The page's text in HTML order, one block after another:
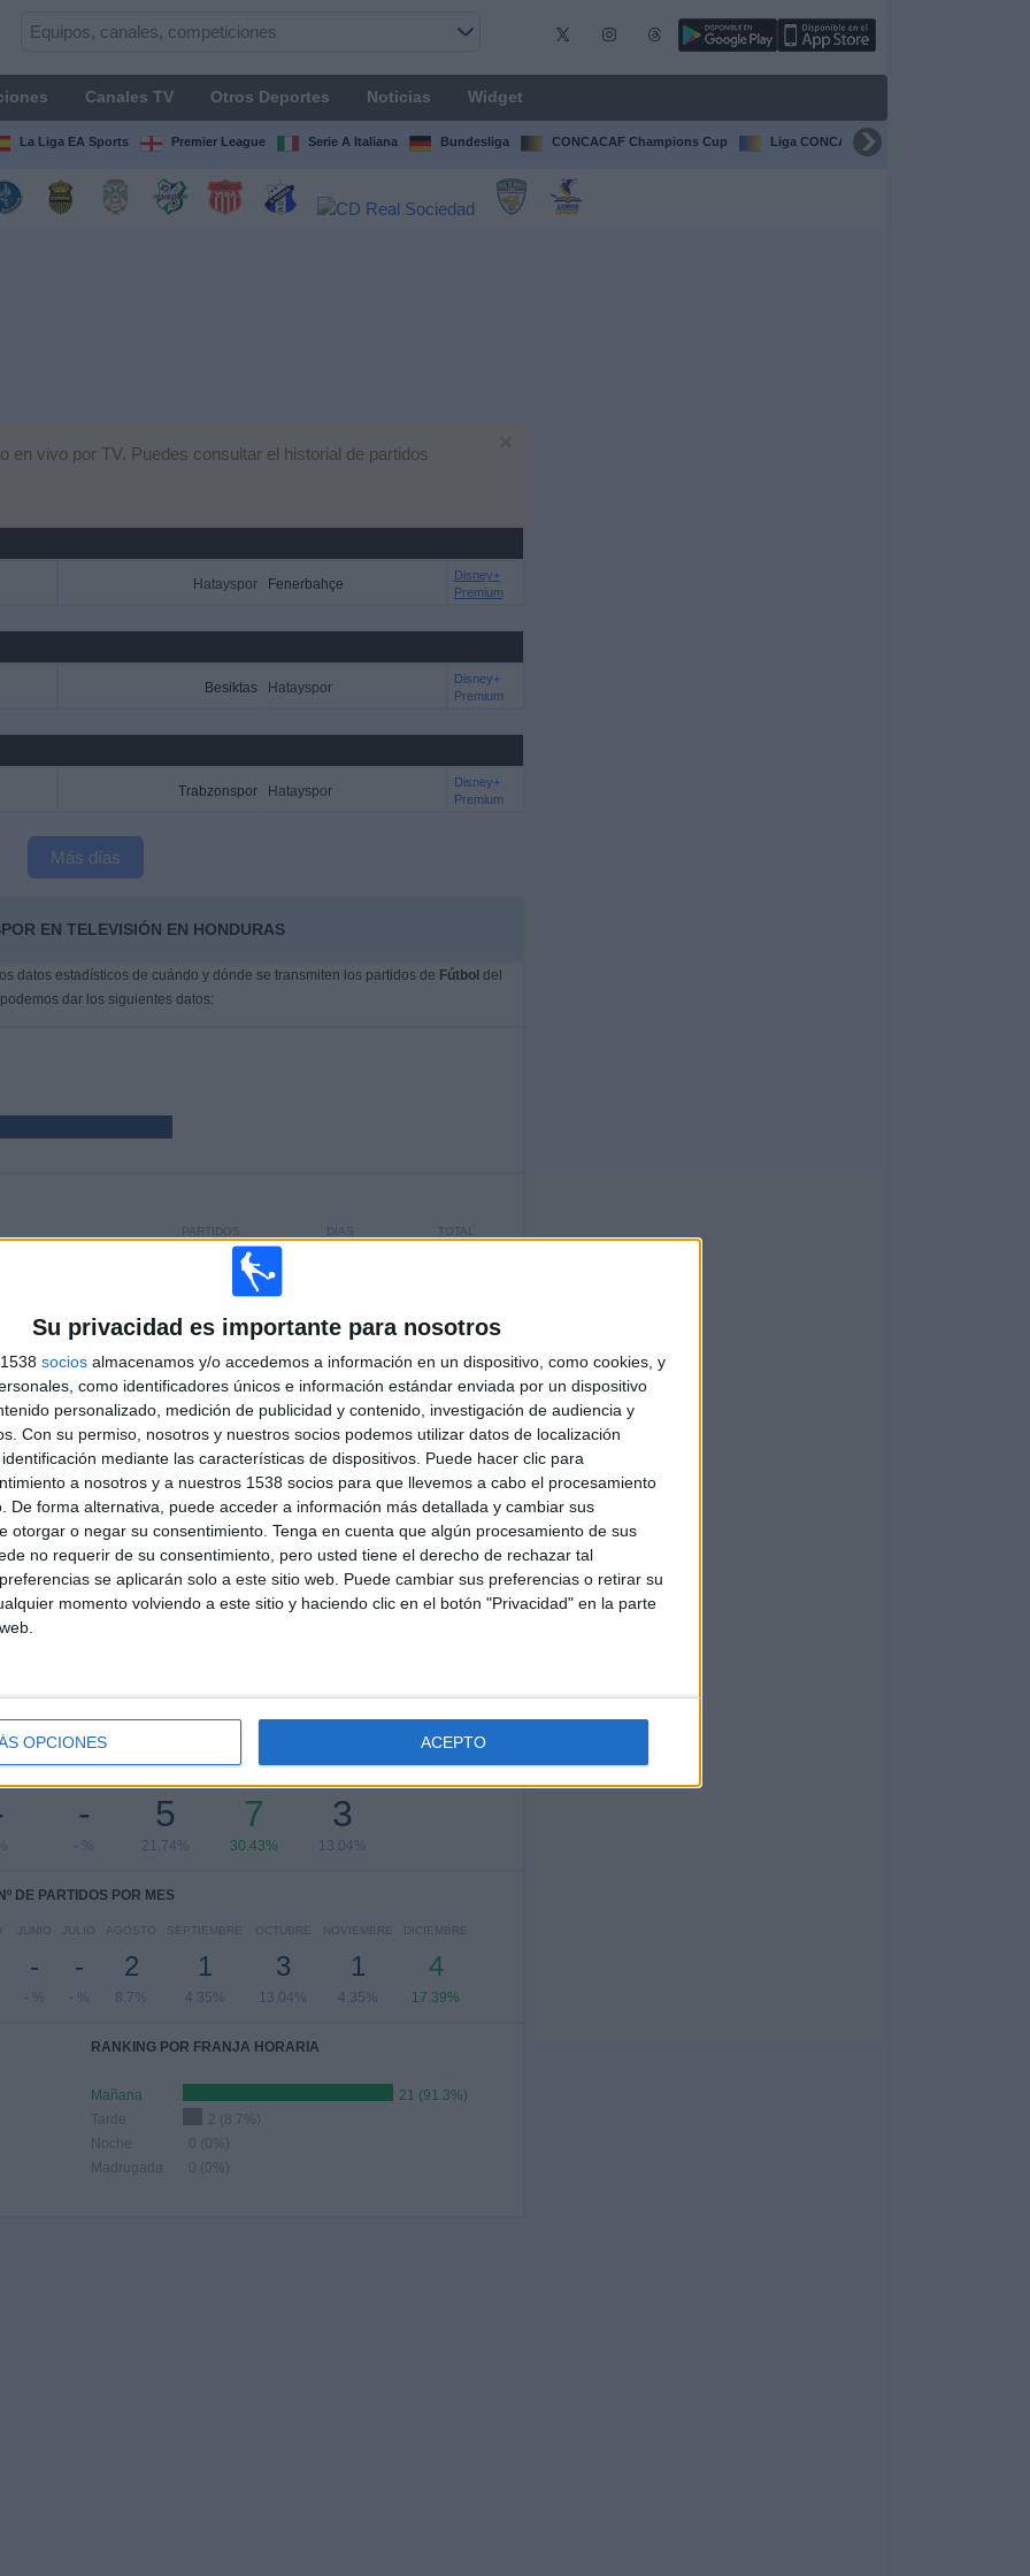
Su privacidad es importante para nosotros
socios almacenamos y/o accedemos a información en un dispositivo, como cookies, y
como identificadores únicos e información estándar enviada por un dispositivo
personalizado, medición de publicidad y contenido, investigación de audiencia y
Con su permiso, nosotros y nuestros socios podemos utilizar datos de localización
mediante las características de dispositivos. Puede hacer clic para
a nosotros y a nuestros 1538 socios para que llevemos a cabo el procesamiento
De forma alternativa, puede acceder a información más detallada y cambiar sus
otorgar o negar su consentimiento. Tenga en cuenta que algún procesamiento de sus
no requerir de su consentimiento, pero usted tiene el derecho de rechazar tal
se aplicarán solo a este sitio web. Puede cambiar sus preferencias o retirar su
momento volviendo a este sitio y haciendo clic en el botón "Privacidad" en la parte
OPCIONES ACEPTO
Canales TV Otros Deportes Noticias Widget
La Liga EA Sports Premier League Serie A Italiana Bundesliga CONCACAF Champions Cup Liga CONCACAF
en vivo por TV. Puedes consultar el historial de partidos
Hatayspor Fenerbahçe
Disney+
Premium
Besiktas Hatayspor
Disney+
Premium
Trabzonspor Hatayspor
Disney+
Premium
Más días
EN TELEVISIÓN EN HONDURAS
datos estadísticos de cuándo y dónde se transmiten los partidos de Fútbol del
dar los siguientes datos:
TOTAL
DÍAS
PARTIDOS
CONSECUTIVOS
DE PAGO
TOTAL
5
MÁXIMO
6
VS Trabzonspor
TOTAL
1
COMPETICIONES
RANKING POR COMPETICIONES
Superliga Turca 23 (100%)
Ver ranking completo
POR DÍA DE LA SEMANA
-
- %
5
21.74%
7
30.43%
3
13.04%
Nº DE PARTIDOS POR MES
JUNIO
-
- %
JULIO
-
- %
AGOSTO
2
8.7%
SEPTIEMBRE
1
4.35%
OCTUBRE
3
13.04%
NOVIEMBRE
1
4.35%
DICIEMBRE
4
17.39%
RANKING POR FRANJA HORARIA
Mañana
21 (91.3%)
Tarde
2 (8.7%)
Noche
0 (0%)
Madrugada
0 (0%)